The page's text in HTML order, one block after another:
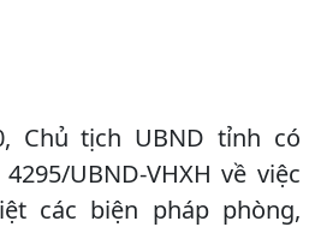
Chủ tịch UBND tỉnh có
UBND-VHXH về việc
các biện pháp phòng,